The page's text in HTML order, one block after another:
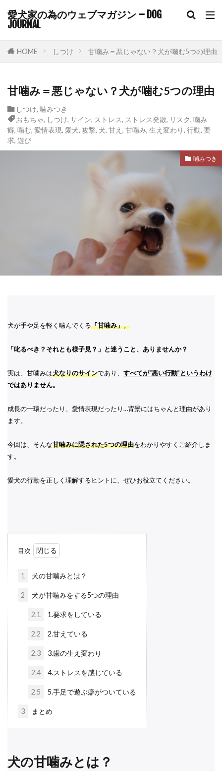
愛犬家の為のウェブマガジン – DOG
JOURNAL
鼻水
鼻涙管 鼻涙管閉塞
検索
HOME しつけ 甘噛み＝悪じゃない？犬が噛む5つの理由
甘噛み＝悪じゃない？犬が噛む5つの理由
しつけ, 噛みつき
おもちゃ, しつけ, サイン, ストレス, ストレス発散, リスク, 噛み
癖, 噛む, 愛情表現, 愛犬, 攻撃, 犬, 甘え , 甘噛み, 生え変わり, 行動, 要
求, 遊び
噛みつき
犬が手や足を軽く噛んでくる「甘噛み」。
「叱るべき？それとも様子見？」と迷うこと、ありませんか？
実は、甘噛みは犬なりのサインであり、 すべてが“悪い行動”というわけ
ではありません。
成長の一環だったり、愛情表現だったり…背景にはちゃんと理由があり
ます。
今回は、そんな甘噛みに隠された5つの理由をわかりやすくご紹介しま
す。
愛犬の行動を正しく理解するヒントに、ぜひお役立てください。
目次
1 犬の甘噛みとは？
2 犬が甘噛みをする5つの理由
2.1 1.要求をしている
2.2 2.甘えている
2.3 3.歯の生え変わり
2.4 4.ストレスを感じている
2.5 5.手足で遊ぶ癖がついている
3 まとめ
犬の甘噛みとは？